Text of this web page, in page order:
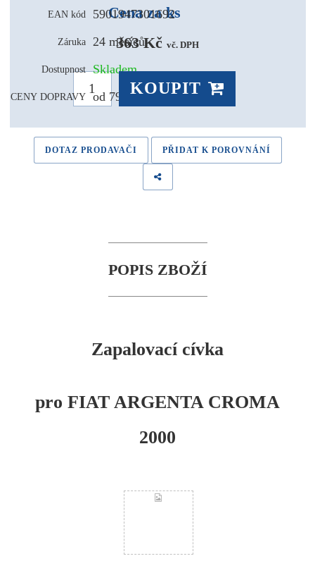
EAN kód 5901947301692
Záruka 24 měsíců
Dostupnost Skladem
CENY DOPRAVY od 79,- Kč
Cena za ks
363 Kč vč. DPH
KOUPIT
DOTAZ PRODAVAČI PŘIDAT K POROVNÁNÍ
POPIS ZBOŽÍ
Zapalovací cívka
pro FIAT ARGENTA CROMA
2000